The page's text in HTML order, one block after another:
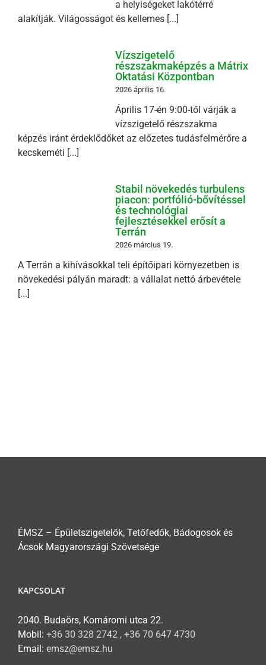
a helyiségeket lakótérré
alakítják. Világosságot és kellemes [...]
Vízszigetelő
részszakmaképzés a Mátrix
Oktatási Központban
2026 április 16.
Április 17-én 9:00-től várják a
vízszigetelő részszakma
képzés iránt érdeklődőket az előzetes tudásfelmérőre a
kecskeméti [...]
Stabil növekedés turbulens
piacon: portfólió-bővítéssel
és technológiai
fejlesztésekkel erősít a
Terrán
2026 március 19.
A Terrán a kihívásokkal teli építőipari környezetben is
növekedési pályán maradt: a vállalat nettó árbevétele
[...]
ÉMSZ – Épületszigetelők, Tetőfedők, Bádogosok és
Ácsok Magyarországi Szövetsége
KAPCSOLAT
2040. Budaörs, Komáromi utca 22.
Mobil: +36 30 328 2742 , +36 70 647 4730
Email: emsz@emsz.hu